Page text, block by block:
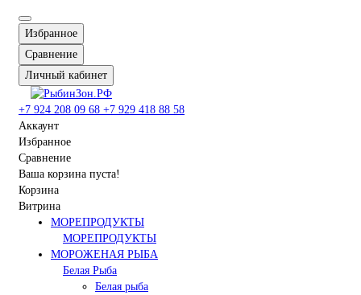
Избранное
Сравнение
Личный кабинет
+7 924 208 09 68 +7 929 418 88 58
Аккаунт
Избранное
Сравнение
Ваша корзина пуста!
Корзина
Витрина
МОРЕПРОДУКТЫ
МОРЕПРОДУКТЫ
МОРОЖЕНАЯ РЫБА
Белая Рыба
Белая рыба